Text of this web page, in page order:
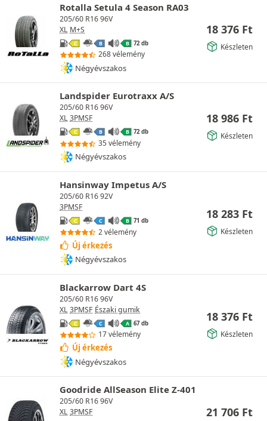
Rotalla Setula 4 Season RA03
205/60 R16 96V
XL M+S
C B B 72 db
268 vélemény
Négyévszakos
18 376 Ft
Készleten
Landspider Eurotraxx A/S
205/60 R16 96V
XL 3PMSF
C B B 72 db
35 vélemény
Négyévszakos
18 986 Ft
Készleten
Hansinway Impetus A/S
205/60 R16 92V
3PMSF
C C B 71 db
2 vélemény
Új érkezés
Négyévszakos
18 283 Ft
Készleten
Blackarrow Dart 4S
205/60 R16 96V
XL 3PMSF Északi gumik
C C A 67 db
17 vélemény
Új érkezés
Négyévszakos
18 376 Ft
Készleten
Goodride AllSeason Elite Z-401
205/60 R16 96V
XL 3PMSF 21 706 Ft